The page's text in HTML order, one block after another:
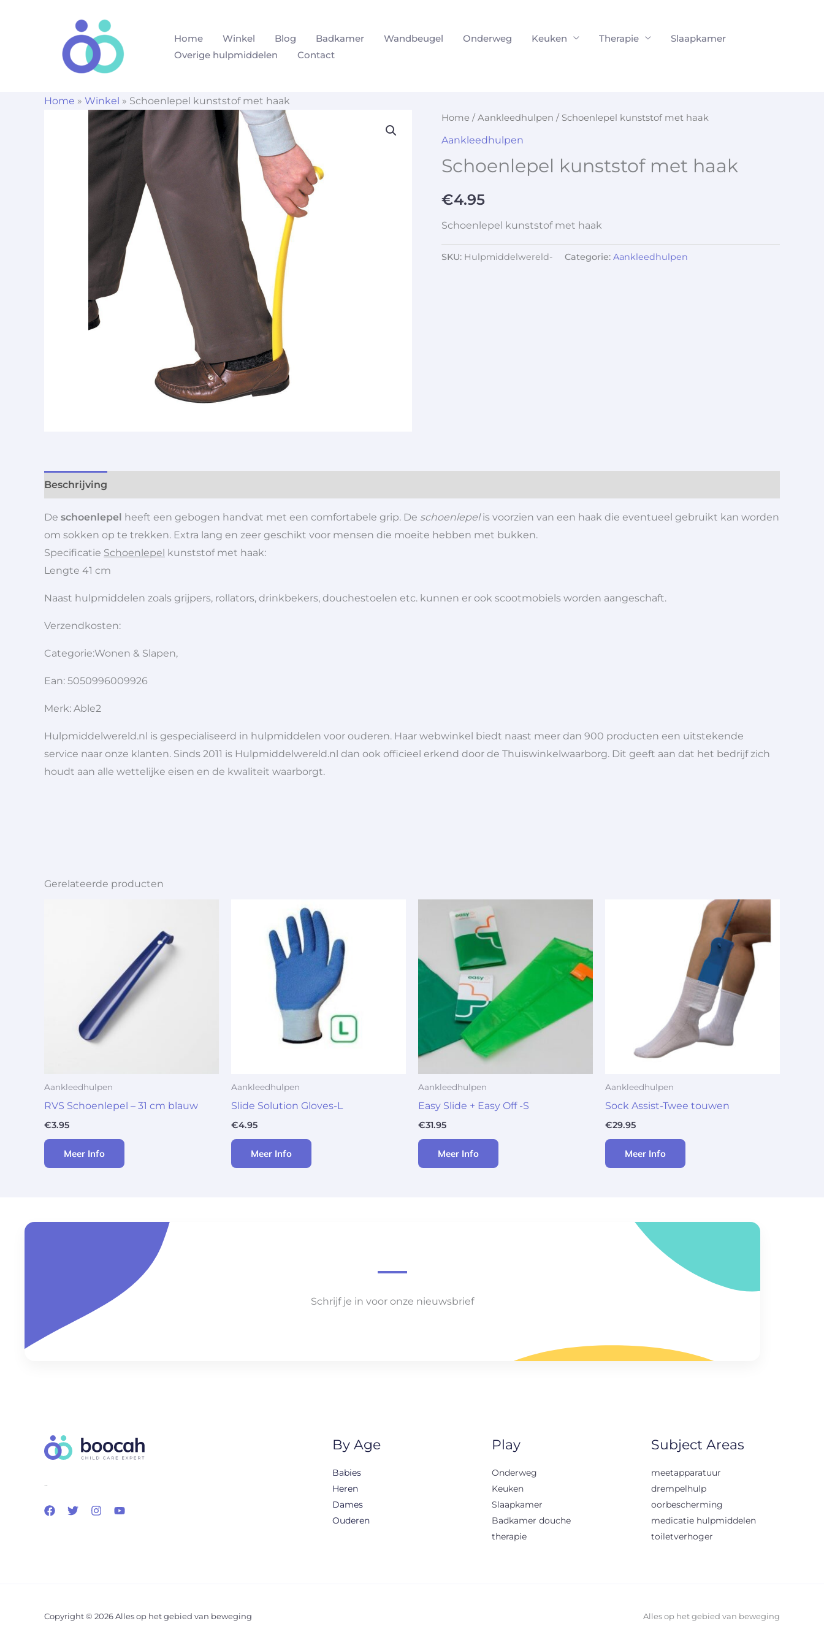
Home Winkel Blog Badkamer Wandbeugel Onderweg Keuken Therapie
Slaapkamer
Overige hulpmiddelen
Contact
Home » Winkel » Schoenlepel kunststof met haak
Home / Aankleedhulpen / Schoenlepel kunststof met haak
Aankleedhulpen
Schoenlepel kunststof met haak
€4.95
Schoenlepel kunststof met haak
SKU: Hulpmiddelwereld- Categorie: Aankleedhulpen
Beschrijving
De schoenlepel heeft een gebogen handvat met een comfortabele grip. De schoenlepelis voorzien van een haak die eventueel gebruikt kan worden
om sokken op te trekken. Extra lang en zeer geschikt voor mensen die moeite hebben met bukken.
Specificatie Schoenlepel kunststof met haak:
Lengte 41 cm
Naast hulpmiddelen zoals grijpers, rollators, drinkbekers, douchestoelen etc. kunnen er ook scootmobiels worden aangeschaft.
Verzendkosten:
Categorie:Wonen & Slapen,
Ean: 5050996009926
Merk: Able2
Hulpmiddelwereld.nl is gespecialiseerd in hulpmiddelen voor ouderen. Haar webwinkel biedt naast meer dan 900 producten een uitstekende
service naar onze klanten. Sinds 2011 is Hulpmiddelwereld.nl dan ook officieel erkend door de Thuiswinkelwaarborg. Dit geeft aan dat het bedrijf zich
houdt aan alle wettelijke eisen en de kwaliteit waarborgt.
Gerelateerde producten
Aankleedhulpen
RVS Schoenlepel – 31 cm blauw
€3.95
Meer Info
Aankleedhulpen
Slide Solution Gloves-L
€4.95
Meer Info
Aankleedhulpen
Easy Slide + Easy Off -S
€31.95
Meer Info
Aankleedhulpen
Sock Assist-Twee touwen
€29.95
Meer Info
Schrijf je in voor onze nieuwsbrief
..
By Age
Babies
Heren
Dames
Ouderen
Play
Onderweg
Keuken
Slaapkamer
Badkamer douche
therapie
Subject Areas
meetapparatuur
drempelhulp
oorbescherming
medicatie hulpmiddelen
toiletverhoger
Copyright © 2026 Alles op het gebied van beweging Alles op het gebied van beweging